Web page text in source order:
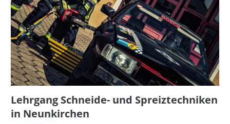
Lehrgang Schneide- und Spreiztechniken
in Neunkirchen